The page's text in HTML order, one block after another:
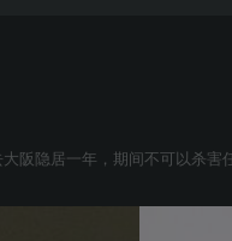
阪隐居一年，期间不可以